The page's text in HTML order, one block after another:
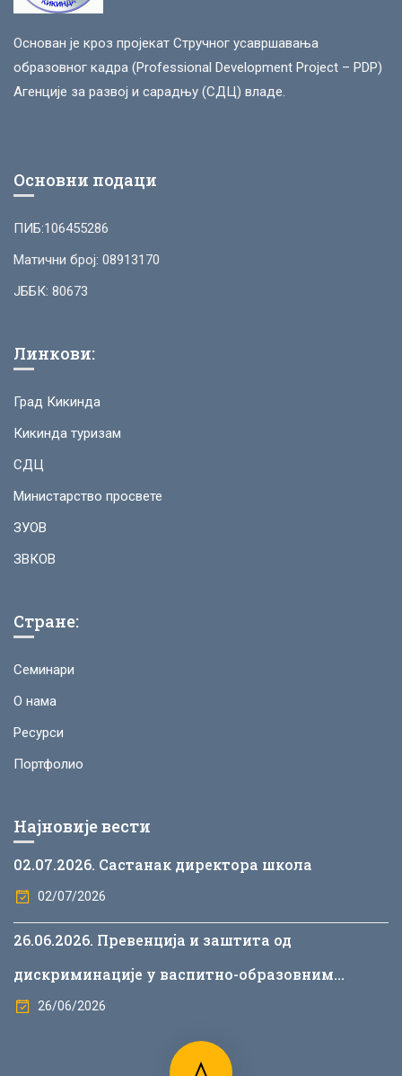
Основан је кроз пројекат Стручног усавршавања
образовног кадра (Professional Development Project – PDP)
Агенције за развој и сарадњу (СДЦ) владе.
Основни подаци
ПИБ:106455286
Матични број: 08913170
ЈББК: 80673
Линкови:
Град Кикинда
Кикинда туризам
СДЦ
Министарство просвете
ЗУОВ
ЗВКОВ
Стране:
Семинари
О нама
Ресурси
Портфолио
Најновије вести
02.07.2026. Састанак директора школа
02/07/2026
26.06.2026. Превенција и заштита од
дискриминације у васпитно-образовним
установама
26/06/2026